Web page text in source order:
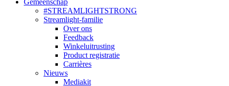
Gemeenschap
#STREAMLIGHTSTRONG
Streamlight-familie
Over ons
Feedback
Winkeluitrusting
Product registratie
Carrières
Nieuws
Mediakit